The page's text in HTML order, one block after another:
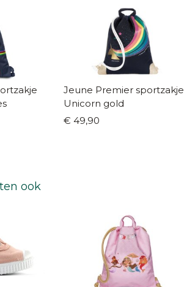
Jeune Premier sportzakje
Unicorn gold
€ 49,90
ook